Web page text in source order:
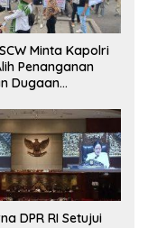
Minta Kapolri
Penanganan
Dugaan
DPR RI Setujui